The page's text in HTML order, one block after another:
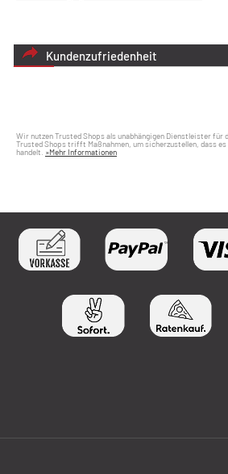
Kundenzufriedenheit
Wir nutzen Trusted Shops als unabhängigen Dienstleister für
Trusted Shops trifft Maßnahmen, um sicherzustellen, dass
handelt. »Mehr Informationen